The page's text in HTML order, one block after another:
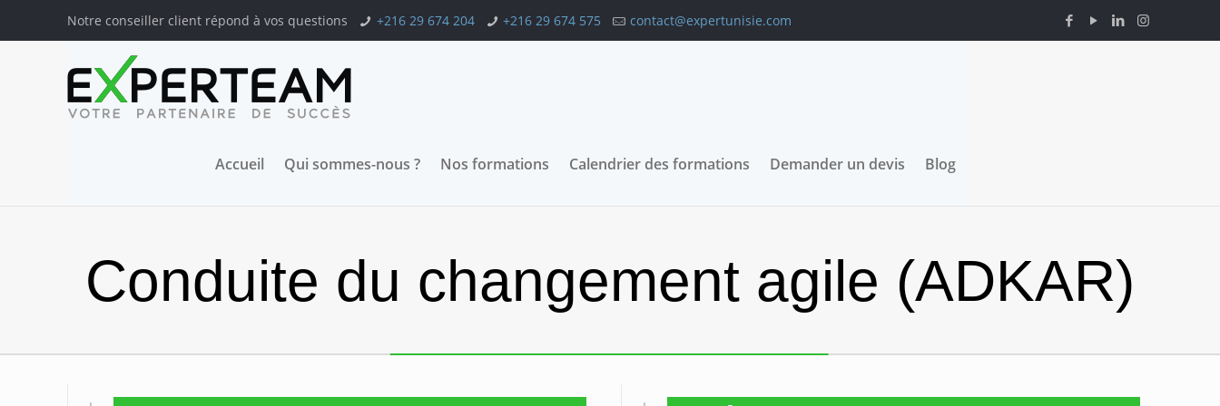
Notre conseiller client répond à vos questions +216 29 674 204 +216 29 674 575 contact@expertunisie.com
Accueil Qui sommes-nous ? Nos formations Calendrier des formations Demander un devis Blog
Conduite du changement agile (ADKAR)